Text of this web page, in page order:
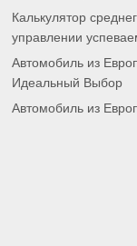
Калькулятор
управлении
Автомобиль из
Идеальный Выбор
Автомобиль из